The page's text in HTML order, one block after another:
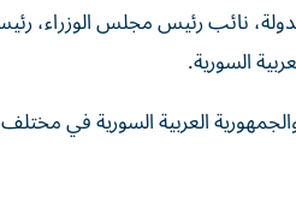
نائب رئيس مجلس الوزراء،
السورية.
العربية السورية في